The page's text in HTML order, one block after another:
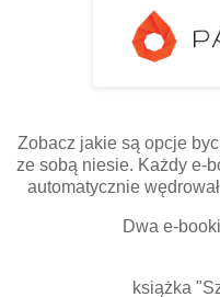
Zobacz jakie są opcje
ze sobą niesie. Każdy e-
automatycznie
Dwa e-
książka